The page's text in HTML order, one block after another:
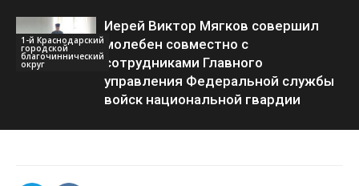
1-й Краснодарский
городской
благочиннический
округ
Иерей Виктор Мягков совершил
молебен совместно с
сотрудниками Главного
управления Федеральной службы
войск национальной гвардии